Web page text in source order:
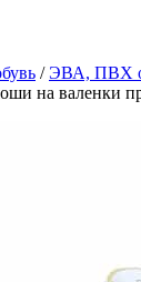
/ ЭВА, ПВХ
на валенки